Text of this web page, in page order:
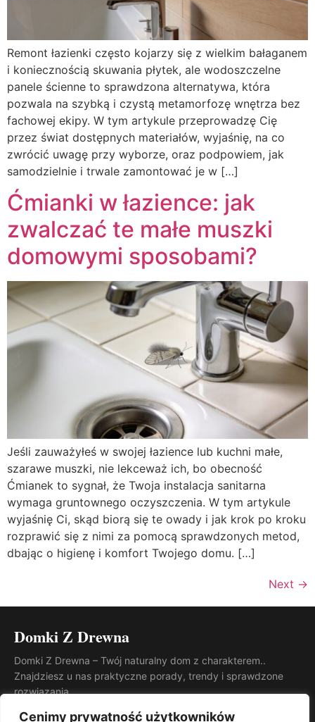
Cenimy prywatność użytkowników
Remont łazienki często kojarzy się z wielkim bałaganem
i koniecznością skuwania płytek, ale wodoszczelne
panele ścienne to sprawdzona alternatywa, która
pozwala na szybką i czystą metamorfozę wnętrza bez
fachowej ekipy. W tym artykule przeprowadzę Cię
przez świat dostępnych materiałów, wyjaśnię, na co
zwrócić uwagę przy wyborze, oraz podpowiem, jak
samodzielnie i trwale zamontować je w […]
Ćmianki w łazience: jak
zwalczać te małe muszki
domowymi sposobami?
Jeśli zauważyłeś w swojej łazience lub kuchni małe,
szarawe muszki, nie lekceważ ich, bo obecność
Ćmianek to sygnał, że Twoja instalacja sanitarna
wymaga gruntownego oczyszczenia. W tym artykule
wyjaśnię Ci, skąd biorą się te owady i jak krok po kroku
rozprawić się z nimi za pomocą sprawdzonych metod,
dbając o higienę i komfort Twojego domu. […]
Next →
Domki Z Drewna
Domki Z Drewna – Twój naturalny dom z charakterem..
Znajdziesz u nas praktyczne porady, trendy i sprawdzone
rozwiązania.